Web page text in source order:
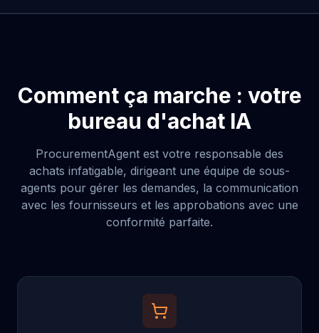
Comment ça marche : votre
bureau d'achat IA
ProcurementAgent est votre responsable des
achats infatigable, dirigeant une équipe de sous-
agents pour gérer les demandes, la communication
avec les fournisseurs et les approbations avec une
conformité parfaite.